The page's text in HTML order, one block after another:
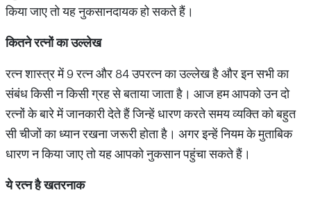
किया जाए तो यह नुकसानदायक हो सकते हैं।
कितनेरत्नोंकाउल्लेख
रत्न शास्त्र में 9 रत्न और 84 उपरत्न का उल्लेख है और इन सभी का
संबंध किसी न किसी ग्रह से बताया जाता है। आज हम आपको उन दो
रत्नों के बारे में जानकारी देते हैं जिन्हें धारण करते समय व्यक्ति को बहुत
सी चीजों का ध्यान रखना जरूरी होता है। अगर इन्हें नियम के मुताबिक
धारण न किया जाए तो यह आपको नुकसान पहुंचा सकते हैं।
येरत्नहैखतरनाक